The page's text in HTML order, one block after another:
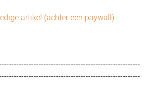
artikel (achter een paywall).